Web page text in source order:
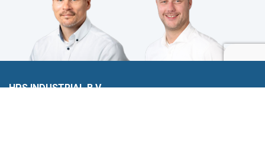
HPS INDUSTRIAL B.V.